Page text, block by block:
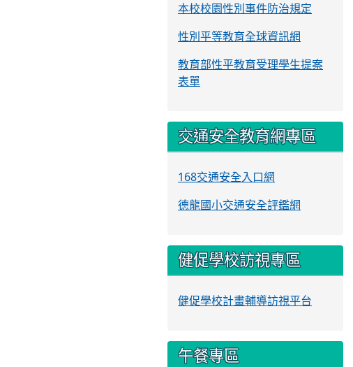
本校校園性別事件防治規定
性別平等教育全球資訊網
教育部性平教育受理學生提案
表單
交通安全教育網專區
168交通安全入口網
德龍國小交通安全評鑑網
健促學校訪視專區
健促學校計畫輔導訪視平台
午餐專區